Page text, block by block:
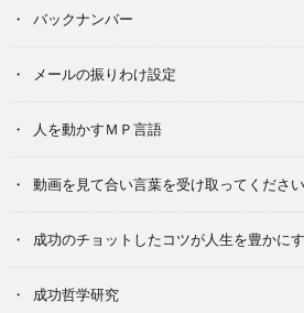
バックナンバー
メールの振りわけ設定
人を動かすＭＰ言語
動画を見て合い言葉を受け取ってください
成功のチョットしたコツが人生を豊かに
成功哲学研究